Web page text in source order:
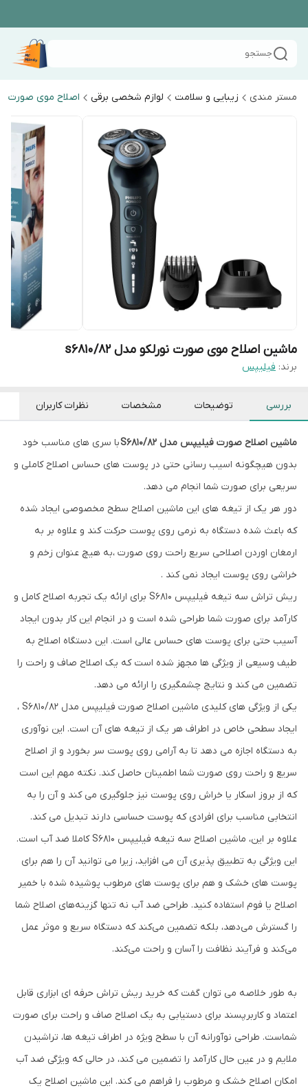
جستجو
مستر مندی زیبایی و سلامت لوازم شخصی برقی اصلاح موی صورت
ماشین اصلاح موی صورت نورلکو مدل s6810/82
برند: فیلیپس
بررسی توضیحات مشخصات نظرات کاربران
ماشین اصلاح صورت فیلیپس مدل S6810/82
با سری های مناسب خود
بدون هیچگونه اسیب رسانی حتی در پوست های حساس اصلاح کاملی و
سریعی برای صورت شما انجام می دهد.
دور هر یک از تیغه های این ماشین اصلاح سطح مخصوصی ایجاد شده
که باعث شده دستگاه به نرمی روی پوست حرکت کند و علاوه بر به
ارمغان اوردن اصلاحی سریع راحت روی صورت ،به هیچ عنوان زخم و
خراشی روی پوست ایجاد نمی کند .
ریش تراش سه تیغه فیلیپس S6810 برای ارائه یک تجربه اصلاح کامل و
کارآمد برای صورت شما طراحی شده است و در انجام این کار بدون ایجاد
آسیب حتی برای پوست های حساس عالی است. این دستگاه اصلاح به
طیف وسیعی از ویژگی ها مجهز شده است که یک اصلاح صاف و راحت را
تضمین می کند و نتایج چشمگیری را ارائه می دهد.
یکی از ویژگی های کلیدی ماشین اصلاح صورت فیلیپس مدل S6810/82 ،
ایجاد سطحی خاص در اطراف هر یک از تیغه های آن است. این نوآوری
به دستگاه اجازه می دهد تا به آرامی روی پوست سر بخورد و از اصلاح
سریع و راحت روی صورت شما اطمینان حاصل کند. نکته مهم این است
که از بروز اسکار یا خراش روی پوست نیز جلوگیری می کند و آن را به
انتخابی مناسب برای افرادی که پوست حساسی دارند تبدیل می کند.
علاوه بر این، ماشین اصلاح سه تیغه فیلیپس S6810 کاملا ضد آب است.
این ویژگی به تطبیق پذیری آن می افزاید، زیرا می توانید آن را هم برای
پوست های خشک و هم برای پوست های مرطوب پوشیده شده با خمیر
اصلاح یا فوم استفاده کنید. طراحی ضد آب نه تنها گزینه‌های اصلاح شما
را گسترش می‌دهد، بلکه تضمین می‌کند که دستگاه سریع و موثر عمل
می‌کند و فرآیند نظافت را آسان و راحت می‌کند.
به طور خلاصه می توان گفت که خرید ریش تراش حرفه ای ابزاری قابل
اعتماد و کاربرپسند برای دستیابی به یک اصلاح صاف و راحت برای صورت
شماست. طراحی نوآورانه آن با سطح ویژه در اطراف تیغه ها، تراشیدن
ملایم و در عین حال کارآمد را تضمین می کند، در حالی که ویژگی ضد آب
امکان اصلاح خشک و مرطوب را فراهم می کند. این ماشین اصلاح یک